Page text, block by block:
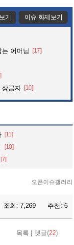
기 이슈 화제보기
어머님 [17]
상급자 [10]
[11]
[10]
[7]
오픈이슈갤러리
조회: 7,269 추천: 6
목록 댓글(22)